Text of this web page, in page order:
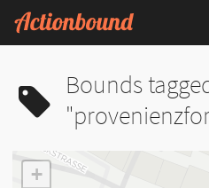
Bounds
+